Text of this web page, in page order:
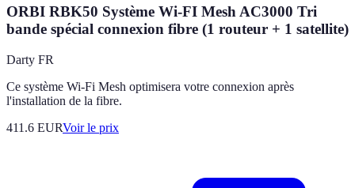
ORBI RBK50 Système Wi-FI Mesh AC3000 Tri
bande spécial connexion fibre (1 routeur + 1 satellite)
Darty FR
Ce système Wi-Fi Mesh optimisera votre connexion après
l'installation de la fibre.
411.6 EURVoir le prix